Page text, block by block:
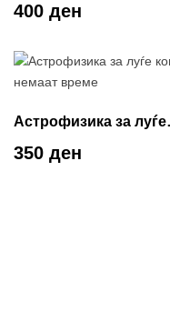
400 ден
Астрофизика за луѓе
кои немаат време
350 ден